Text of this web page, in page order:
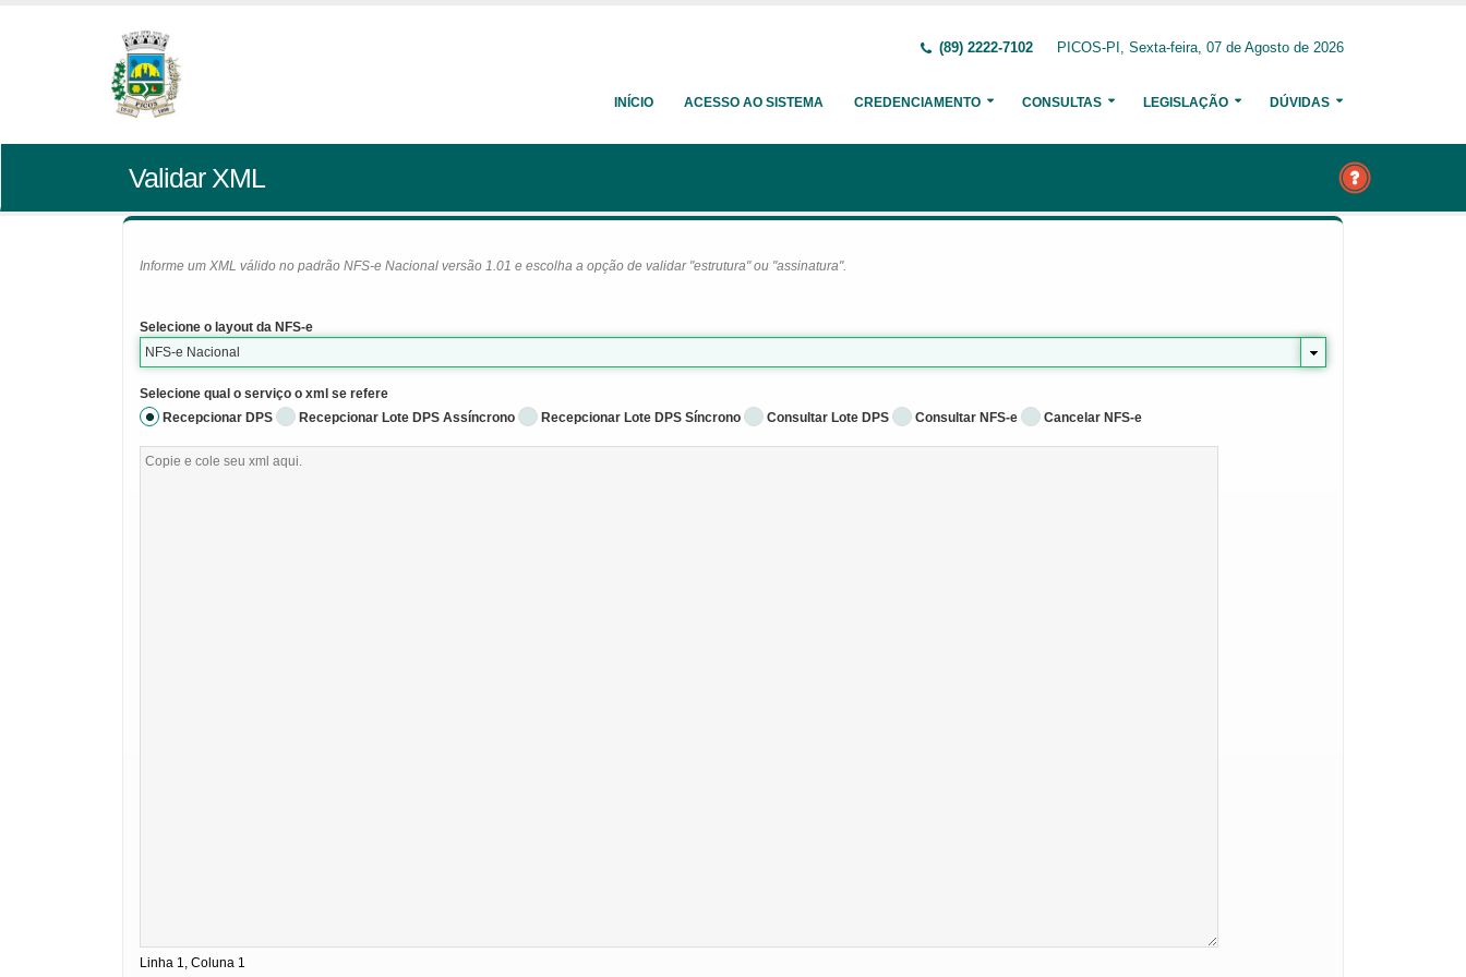
(89) 2222-7102 PICOS-PI, Sexta-feira, 07 de Agosto de 2026
INÍCIO ACESSO AO SISTEMA CREDENCIAMENTO CONSULTAS LEGISLAÇÃO DÚVIDAS
Validar XML
Informe um XML válido no padrão NFS-e Nacional versão 1.01 e escolha a opção de validar "estrutura" ou "assinatura".
Selecione o layout da NFS-e
NFS-e Nacional
Selecione qual o serviço o xml se refere
Recepcionar DPS
Recepcionar Lote DPS Assíncrono Recepcionar Lote DPS Síncrono Consultar Lote DPS Consultar NFS-e Cancelar NFS-e
Linha 1, Coluna 1